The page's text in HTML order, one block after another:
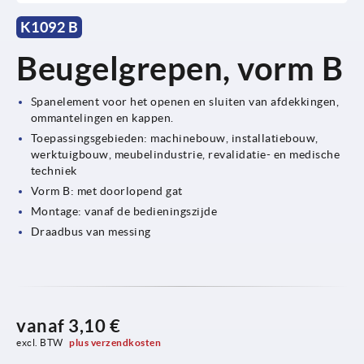
K1092 B
Beugelgrepen, vorm B
Spanelement voor het openen en sluiten van afdekkingen,
ommantelingen en kappen.
Toepassingsgebieden: machinebouw, installatiebouw,
werktuigbouw, meubelindustrie, revalidatie- en medische
techniek
Vorm B: met doorlopend gat
Montage: vanaf de bedieningszijde
Draadbus van messing
vanaf 3,10 €
excl. BTW plus verzendkosten